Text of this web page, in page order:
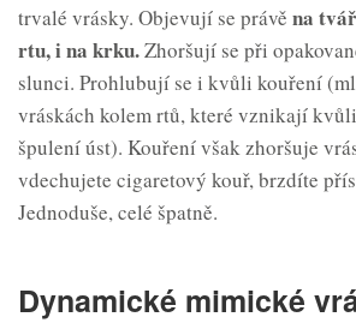
trvalé vrásky. Objevují se právě na
rtu, i na krku.Zhoršují se při
slunci. Prohlubují se i kvůli kouření
vráskách kolem rtů, které vznikají
špulení úst). Kouření však zhoršuje
vdechujete cigaretový kouř, brzdíte
Jednoduše, celé špatně.
Dynamické mimické